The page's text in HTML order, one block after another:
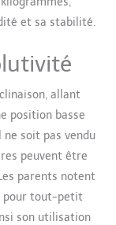
et sa stabilité.
allant
position basse
ne soit pas vendu
peuvent être
parents notent
pour tout-petit
son utilisation